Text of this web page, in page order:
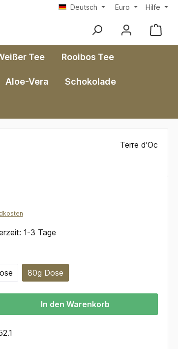
Deutsch Euro Hilfe
Tee Rooibos Tee
Aloe-Vera Schokolade
Terre d'Oc
1-3 Tage
80g Dose
In den Warenkorb